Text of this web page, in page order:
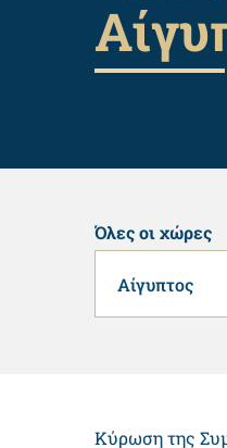
Όλες οι χώρες
Αίγυπτος
Κύρωση της